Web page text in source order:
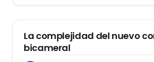
La complejidad del nuevo
bicameral